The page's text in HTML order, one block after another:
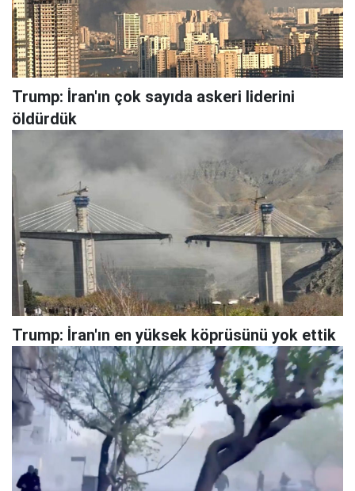
Trump: İran'ın çok sayıda askeri liderini
öldürdük
Trump: İran'ın en yüksek köprüsünü yok ettik